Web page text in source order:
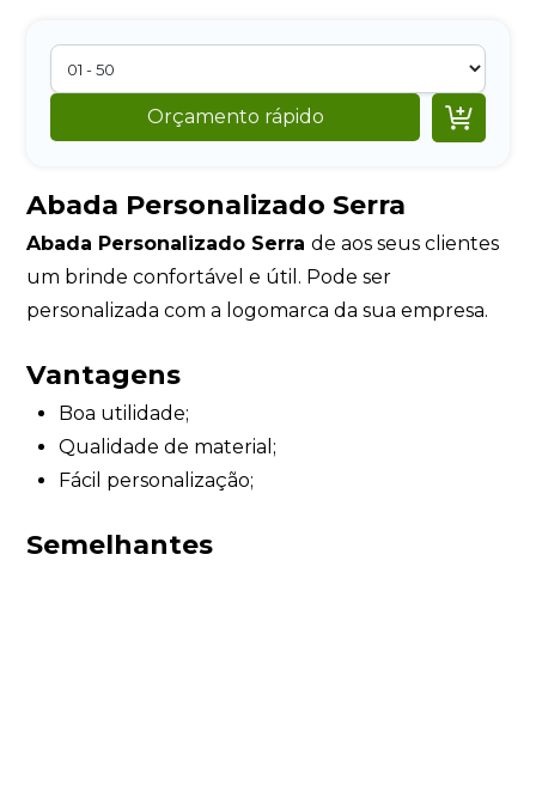
Orçamento rápido 
Abada Personalizado Serra
Abada Personalizado Serrade aos seus clientes
um brinde confortável e útil. Pode ser
personalizada com a logomarca da sua empresa.
Vantagens
Boa utilidade;
Qualidade de material;
Fácil personalização;
Semelhantes